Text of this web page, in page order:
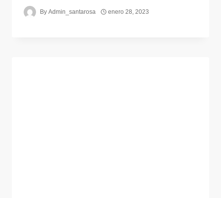
By Admin_santarosa enero 28, 2023